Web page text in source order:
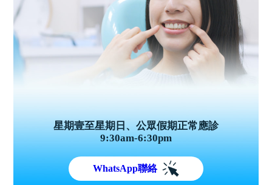
星期壹至星期日、公眾假期正常應診
9:30am-6:30pm
WhatsApp聯絡